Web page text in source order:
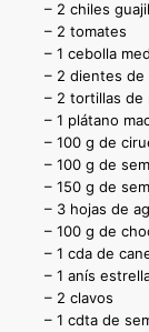
– 2 chiles
– 2 tomates
– 1 cebolla
– 2 dientes de
– 2 tortillas de
– 1 plátano
– 100 g de
– 100 g de
– 150 g de
– 3 hojas de
– 100 g de
– 1 cda de
– 1 anís
– 2 clavos
– 1 cdta de